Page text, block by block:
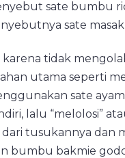
sate bumbu
sate
tidak
utama seperti
sate
lalu “melolosi”
tusukannya dan
bumbu bakmie